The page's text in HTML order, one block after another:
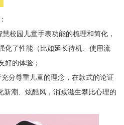
校园儿童手表功能的梳理和简化，
化了性能（比如延长待机、使用流
好的体验；
分尊重儿童的理念，在款式的论证
新潮、炫酷风，消减滋生攀比心理的